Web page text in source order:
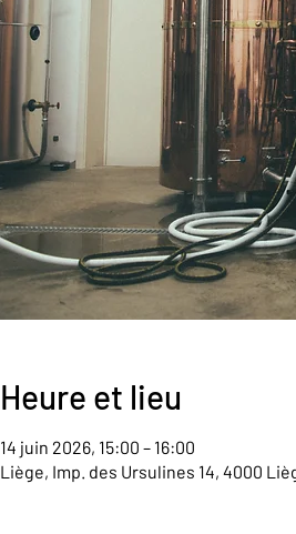
Heure et lieu
14 juin 2026, 15:00 – 16:00
Liège, Imp. des Ursulines 14, 4000